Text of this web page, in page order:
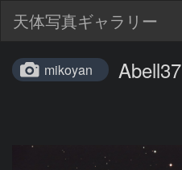
天体写真ギャラリー
mikoyan Abell37